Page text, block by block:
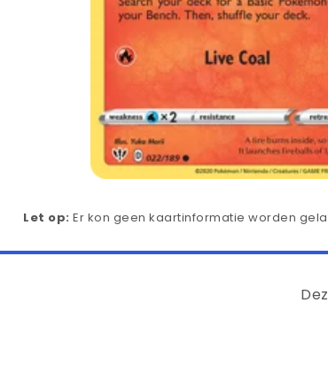
Let op: Er kon geen kaartinformatie worden